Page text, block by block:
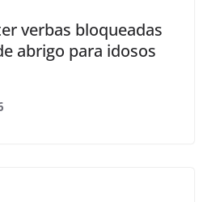
verbas bloqueadas
abrigo para idosos